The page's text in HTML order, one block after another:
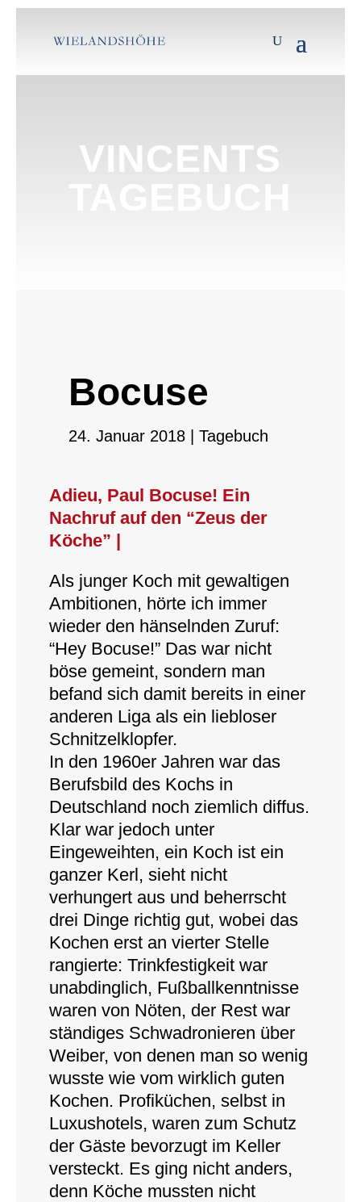
VINCENTS
Bocuse
24. Januar 2018| Tagebuch
Adieu, Paul Bocuse! Ein
Nachruf auf den “Zeus der
Köche” |
Als junger Koch mit gewaltigen
Ambitionen, hörte ich immer
wieder den hänselnden Zuruf:
“Hey Bocuse!” Das war nicht
böse gemeint, sondern man
befand sich damit bereits in einer
anderen Liga als ein liebloser
Schnitzelklopfer.
In den 1960er Jahren war das
Berufsbild des Kochs in
Deutschland noch ziemlich diffus.
Klar war jedoch unter
Eingeweihten, ein Koch ist ein
ganzer Kerl, sieht nicht
verhungert aus und beherrscht
drei Dinge richtig gut, wobei das
Kochen erst an vierter Stelle
rangierte: Trinkfestigkeit war
unabdinglich, Fußballkenntnisse
waren von Nöten, der Rest war
ständiges Schwadronieren über
Weiber, von denen man so wenig
wusste wie vom wirklich guten
Kochen. Profiküchen, selbst in
Luxushotels, waren zum Schutz
der Gäste bevorzugt im Keller
versteckt. Es ging nicht anders,
denn Köche mussten nicht